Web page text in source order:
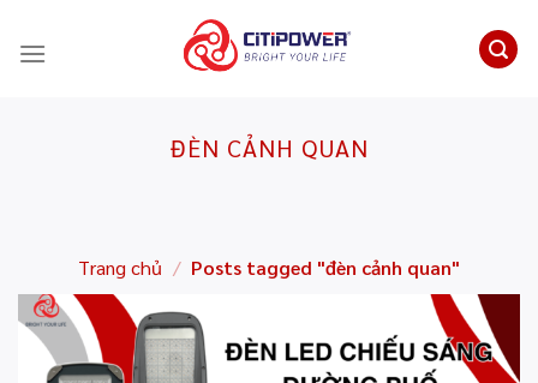
đến
ĐÈN CẢNH QUAN
Trang chủ / Posts tagged "đèn cảnh quan"